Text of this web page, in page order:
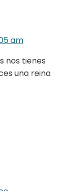
am
nos tienes
una reina